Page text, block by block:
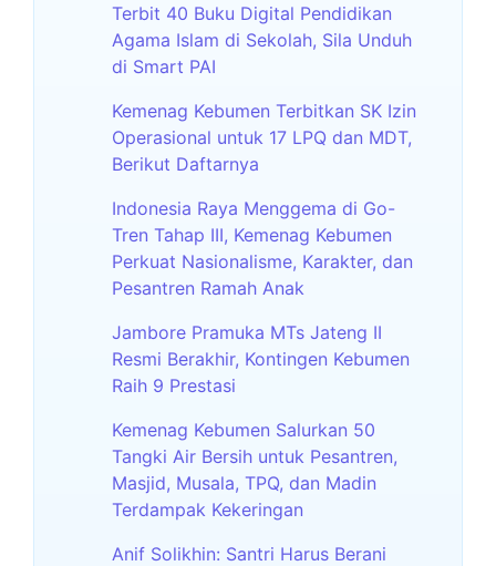
Terbit 40 Buku Digital Pendidikan
Agama Islam di Sekolah, Sila Unduh
di Smart PAI
Kemenag Kebumen Terbitkan SK Izin
Operasional untuk 17 LPQ dan MDT,
Berikut Daftarnya
Indonesia Raya Menggema di Go-
Tren Tahap III, Kemenag Kebumen
Perkuat Nasionalisme, Karakter, dan
Pesantren Ramah Anak
Jambore Pramuka MTs Jateng II
Resmi Berakhir, Kontingen Kebumen
Raih 9 Prestasi
Kemenag Kebumen Salurkan 50
Tangki Air Bersih untuk Pesantren,
Masjid, Musala, TPQ, dan Madin
Terdampak Kekeringan
Anif Solikhin: Santri Harus Berani